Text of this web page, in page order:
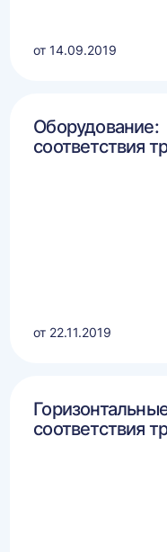
от 14.09.2019
Оборудование:
соответствия
от 22.11.2019
соответствия